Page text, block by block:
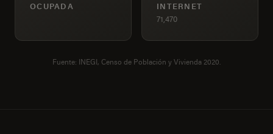
OCUPADA
INTERNET
71,470
Fuente: INEGI, Censo de Población y Vivienda 2020.